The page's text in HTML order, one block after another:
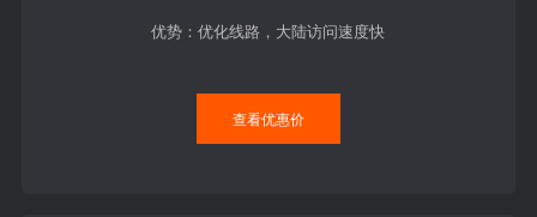
优势：优化线路，大陆访问速度快
查看优惠价